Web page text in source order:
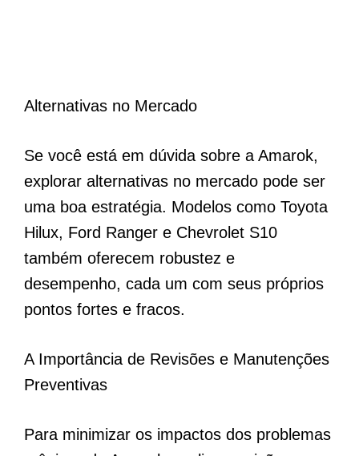
Alternativas no Mercado
Se você está em dúvida sobre a Amarok,
explorar alternativas no mercado pode ser
uma boa estratégia. Modelos como Toyota
Hilux, Ford Ranger e Chevrolet S10
também oferecem robustez e
desempenho, cada um com seus próprios
pontos fortes e fracos.
A Importância de Revisões e Manutenções
Preventivas
Para minimizar os impactos dos problemas